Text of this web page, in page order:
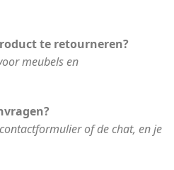
te retourneren?
meubels en
of de chat, en je